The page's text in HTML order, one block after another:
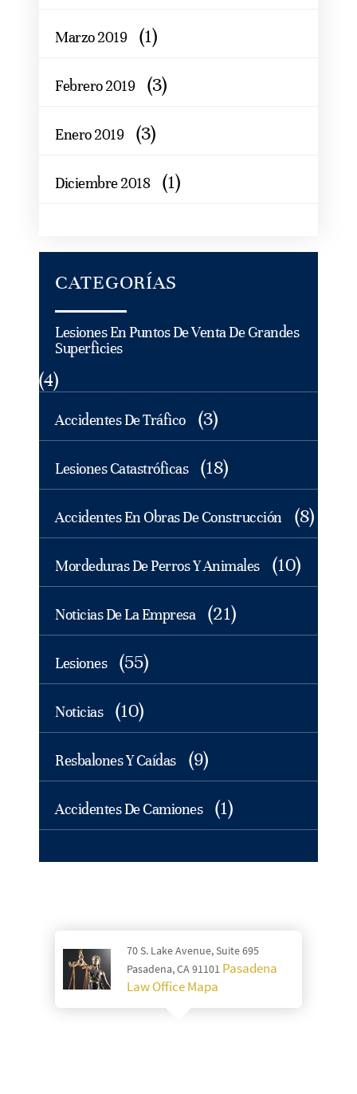
Marzo 2019 (1)
Febrero 2019 (3)
Enero 2019 (3)
Diciembre 2018 (1)
CATEGORÍAS
Lesiones En Puntos De Venta De Grandes
Superficies
(4)
Accidentes De Tráfico (3)
Lesiones Catastróficas (18)
Accidentes En Obras De Construcción (8)
Mordeduras De Perros Y Animales (10)
Noticias De La Empresa (21)
Lesiones (55)
Noticias (10)
Resbalones Y Caídas (9)
Accidentes De Camiones (1)
70 S. Lake Avenue, Suite 695
Pasadena, CA 91101 Pasadena
Law Office Mapa